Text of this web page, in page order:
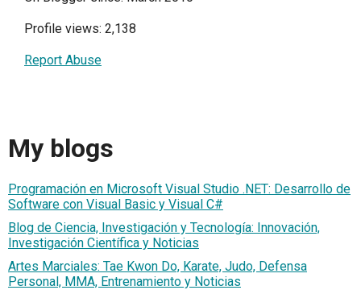
Profile views: 2,138
Report Abuse
My blogs
Programación en Microsoft Visual Studio .NET: Desarrollo de
Software con Visual Basic y Visual C#
Blog de Ciencia, Investigación y Tecnología: Innovación,
Investigación Científica y Noticias
Artes Marciales: Tae Kwon Do, Karate, Judo, Defensa
Personal, MMA, Entrenamiento y Noticias